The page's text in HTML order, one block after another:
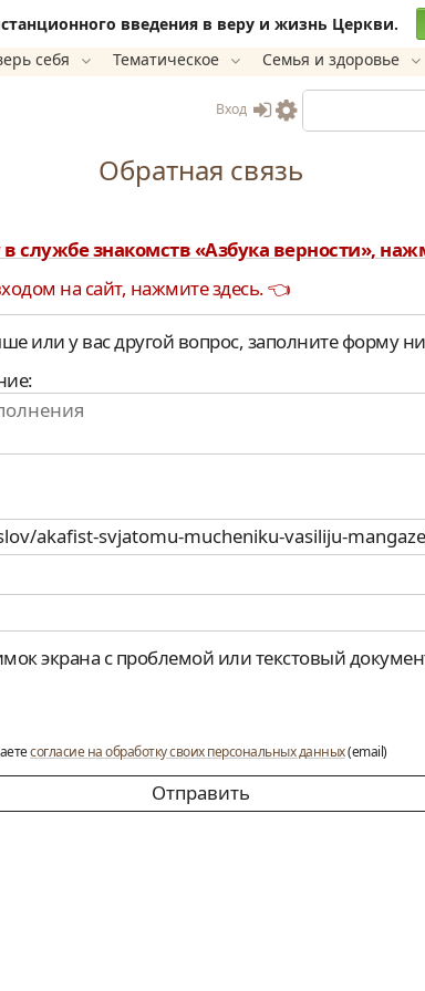
введения в веру и жизнь Церкви.
себя Тематическое Семья и здоровье
Вход
Обратная связь
службе знакомств «Азбука верности»,
на сайт, нажмите здесь. 👈
или у вас другой вопрос, заполните форму
экрана с проблемой или текстовый
согласие на обработку своих персональных данных(email)